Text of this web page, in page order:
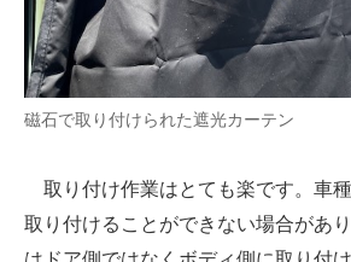
磁石で取り付けられた遮光カーテン
取り付け作業はとても楽です。車
取り付けることができない場合があ